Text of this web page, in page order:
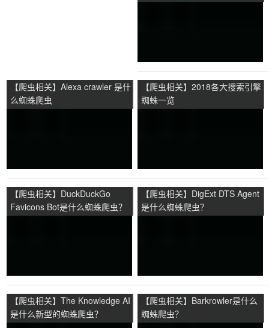
【爬虫相关】Alexa crawler 是什
么蜘蛛爬虫
【爬虫相关】2018各大搜索引擎
蜘蛛一览
【爬虫相关】DuckDuckGo
Favicons Bot是什么蜘蛛爬虫？
【爬虫相关】DigExt DTS Agent
是什么蜘蛛爬虫？
【爬虫相关】The Knowledge AI
是什么新型的蜘蛛爬虫？
【爬虫相关】Barkrowler是什么
蜘蛛爬虫？